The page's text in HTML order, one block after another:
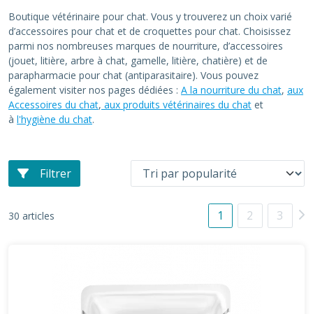
Boutique vétérinaire pour chat. Vous y trouverez un choix varié
d’accessoires pour chat et de croquettes pour chat. Choisissez
parmi nos nombreuses marques de nourriture, d’accessoires
(jouet, litière, arbre à chat, gamelle, litière, chatière) et de
parapharmacie pour chat (antiparasitaire). Vous pouvez
également visiter nos pages dédiées : A la nourriture du chat, aux
Accessoires du chat, aux produits vétérinaires du chat et
à l'hygiène du chat.
Filtrer
30 articles 1 2 3